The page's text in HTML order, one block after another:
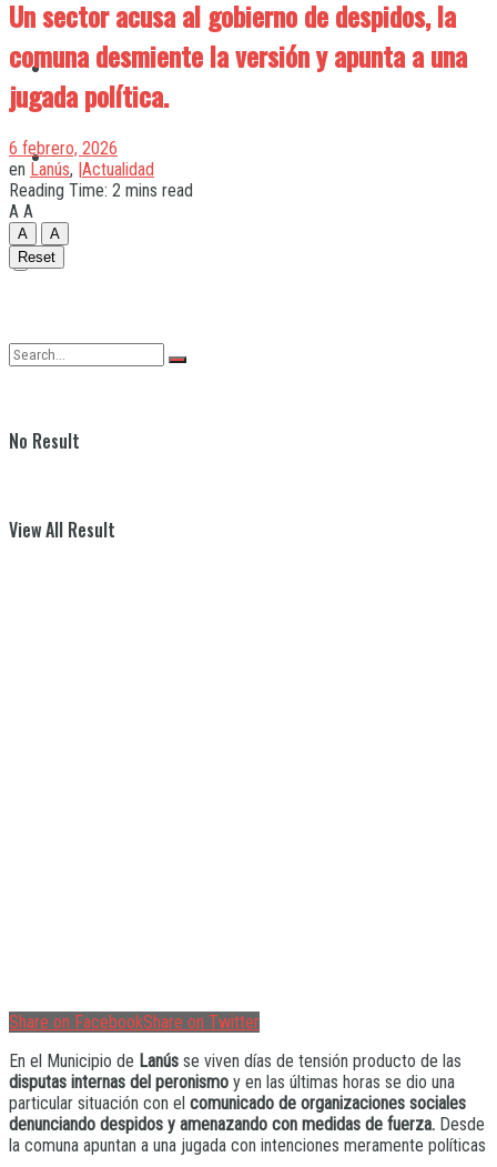
Quilmes
Varela
No Result
View All Result
Un sector acusa al gobierno de despidos, la
comuna desmiente la versión y apunta a una
jugada política.
6 febrero, 2026
en Lanús, |Actualidad
Reading Time: 2 mins read
A A
A
A
Reset
Share on FacebookShare on Twitter
En el Municipio de Lanús se viven días de tensión producto de las
disputas internas del peronismo y en las últimas horas se dio una
particular situación con el comunicado de organizaciones sociales
denunciando despidos y amenazando con medidas de fuerza. Desde
la comuna apuntan a una jugada con intenciones meramente políticas